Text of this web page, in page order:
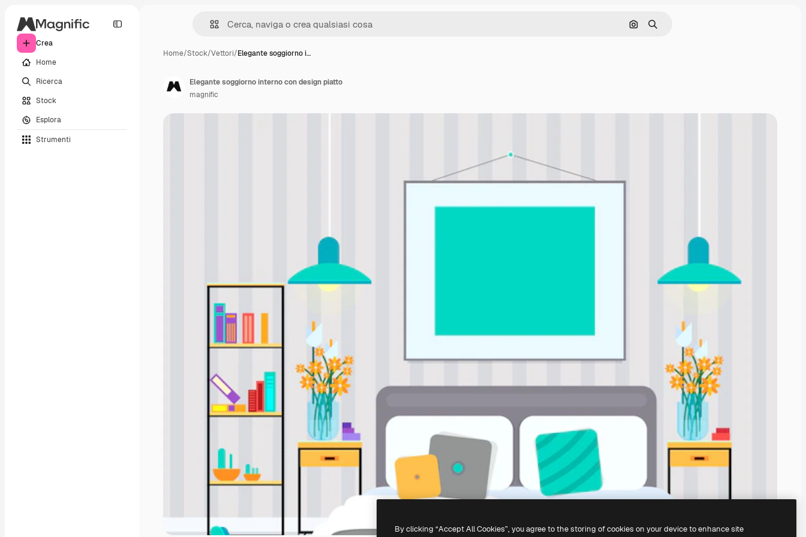
Crea
Home
Ricerca
Stock
Esplora
Strumenti
Cerca per immagine
Ricerca
Home/Stock/Vettori/Elegante soggiorno i…
Elegante soggiorno interno con design piatto
magnific
By clicking “Accept All Cookies”, you agree to the storing of cookies on your device to enhance site